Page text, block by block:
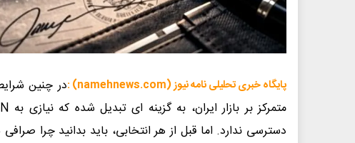
پایگاه خبری تحلیلی نامه نیوز (namehnews.com) : در چنین
دسترسی ندارد. اما قبل از هر انتخابی، باید بدانید چرا